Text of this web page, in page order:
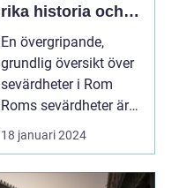
rika historia och
kulturella skatter
En övergripande,
grundlig översikt över
sevärdheter i Rom
Roms sevärdheter är
känt över hela världe...
18 januari 2024